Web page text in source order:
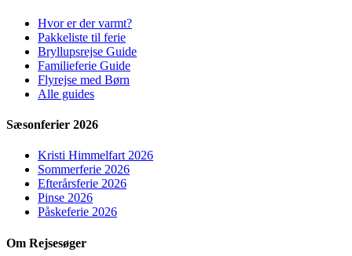
Hvor er der varmt?
Pakkeliste til ferie
Bryllupsrejse Guide
Familieferie Guide
Flyrejse med Børn
Alle guides
Sæsonferier 2026
Kristi Himmelfart 2026
Sommerferie 2026
Efterårsferie 2026
Pinse 2026
Påskeferie 2026
Om Rejsesøger